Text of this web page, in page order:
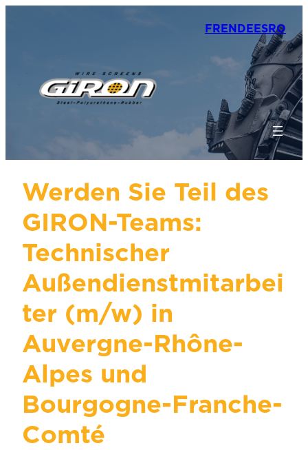
FRENDEESRO
Werden Sie Teil des
GIRON-Teams:
Technischer
Außendienstmitarbei
ter (m/w) in
Auvergne-Rhône-
Alpes und
Bourgogne-Franche-
Comté